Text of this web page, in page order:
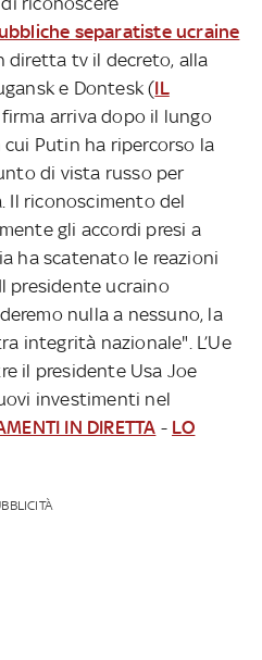
separatiste ucraine
diretta tv il decreto, alla
e Dontesk (IL
firma arriva dopo il lungo
Putin ha ripercorso la
di vista russo per
Il riconoscimento del
gli accordi presi a
ha scatenato le reazioni
presidente ucraino
nulla a nessuno, la
integrità nazionale". L’Ue
il presidente Usa Joe
investimenti nel
IN DIRETTA - LO